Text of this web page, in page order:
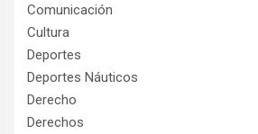
Comunicación
Cultura
Deportes
Deportes Náuticos
Derecho
Derechos